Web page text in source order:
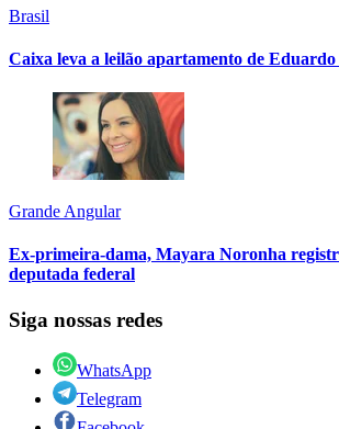
Brasil
Caixa leva a leilão apartamento de
Grande Angular
Ex-primeira-dama, Mayara Noronha
deputada federal
Siga nossas redes
WhatsApp
Telegram